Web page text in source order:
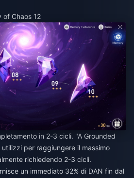
of Chaos 12
in 2-3 cicli. "A Grounded
per raggiungere il massimo
richiedendo 2-3 cicli.
un immediato 32% di DAN fin dal